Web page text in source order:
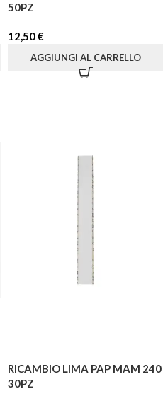
50PZ
12,50€
AGGIUNGI AL CARRELLO
RICAMBIO LIMA PAP MAM 240
30PZ